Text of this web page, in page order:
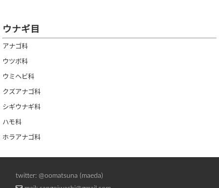
ウナギ目
アナゴ科
ウツボ科
ウミヘビ科
クズアナゴ科
シギウナギ科
ハモ科
ホラアナゴ科
twitter: @oomatsuna (maeda)